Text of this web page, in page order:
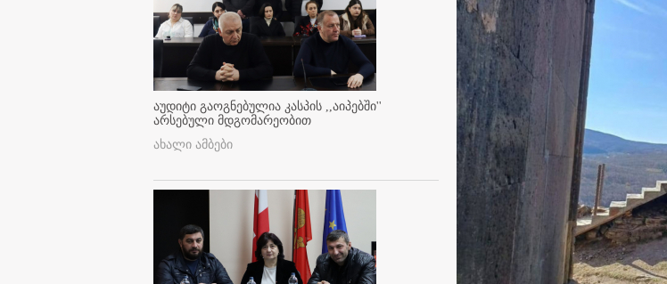
აუდიტი გაოგნებულია კასპის ,,აიპებში''
არსებული მდგომარეობით
ახალი ამბები